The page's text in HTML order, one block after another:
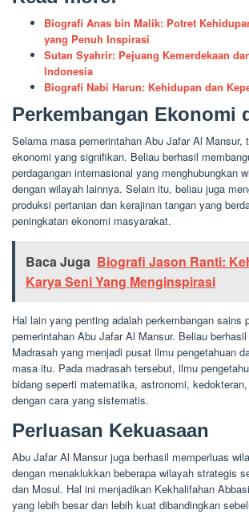
Biografi Anas bin Malik: Potret
yang Penuh Inspirasi
Sutan Syahrir: Pejuang Kemerdekaan
Indonesia
Biografi Nabi Harun: Kehidupan dan
Perkembangan Ekonomi
Selama masa pemerintahan Abu Jafar Al Mansur,
ekonomi yang signifikan. Beliau berhasil
perdagangan internasional yang menghubungkan
dengan wilayah lainnya. Selain itu, beliau juga
produksi pertanian dan kerajinan tangan yang
peningkatan ekonomi masyarakat.
Baca Juga Biografi Jason Ranti:
Karya Seni Yang Menginspirasi
Hal lain yang penting adalah perkembangan sains
pemerintahan Abu Jafar Al Mansur. Beliau
Madrasah yang menjadi pusat ilmu pengetahuan
masa itu. Pada madrasah tersebut, ilmu
bidang seperti matematika, astronomi,
dengan cara yang sistematis.
Perluasan Kekuasaan
Abu Jafar Al Mansur juga berhasil memperluas
dengan menaklukkan beberapa wilayah strategis
dan Mosul. Hal ini menjadikan Kekhalifahan
yang lebih besar dan lebih kuat dibandingkan